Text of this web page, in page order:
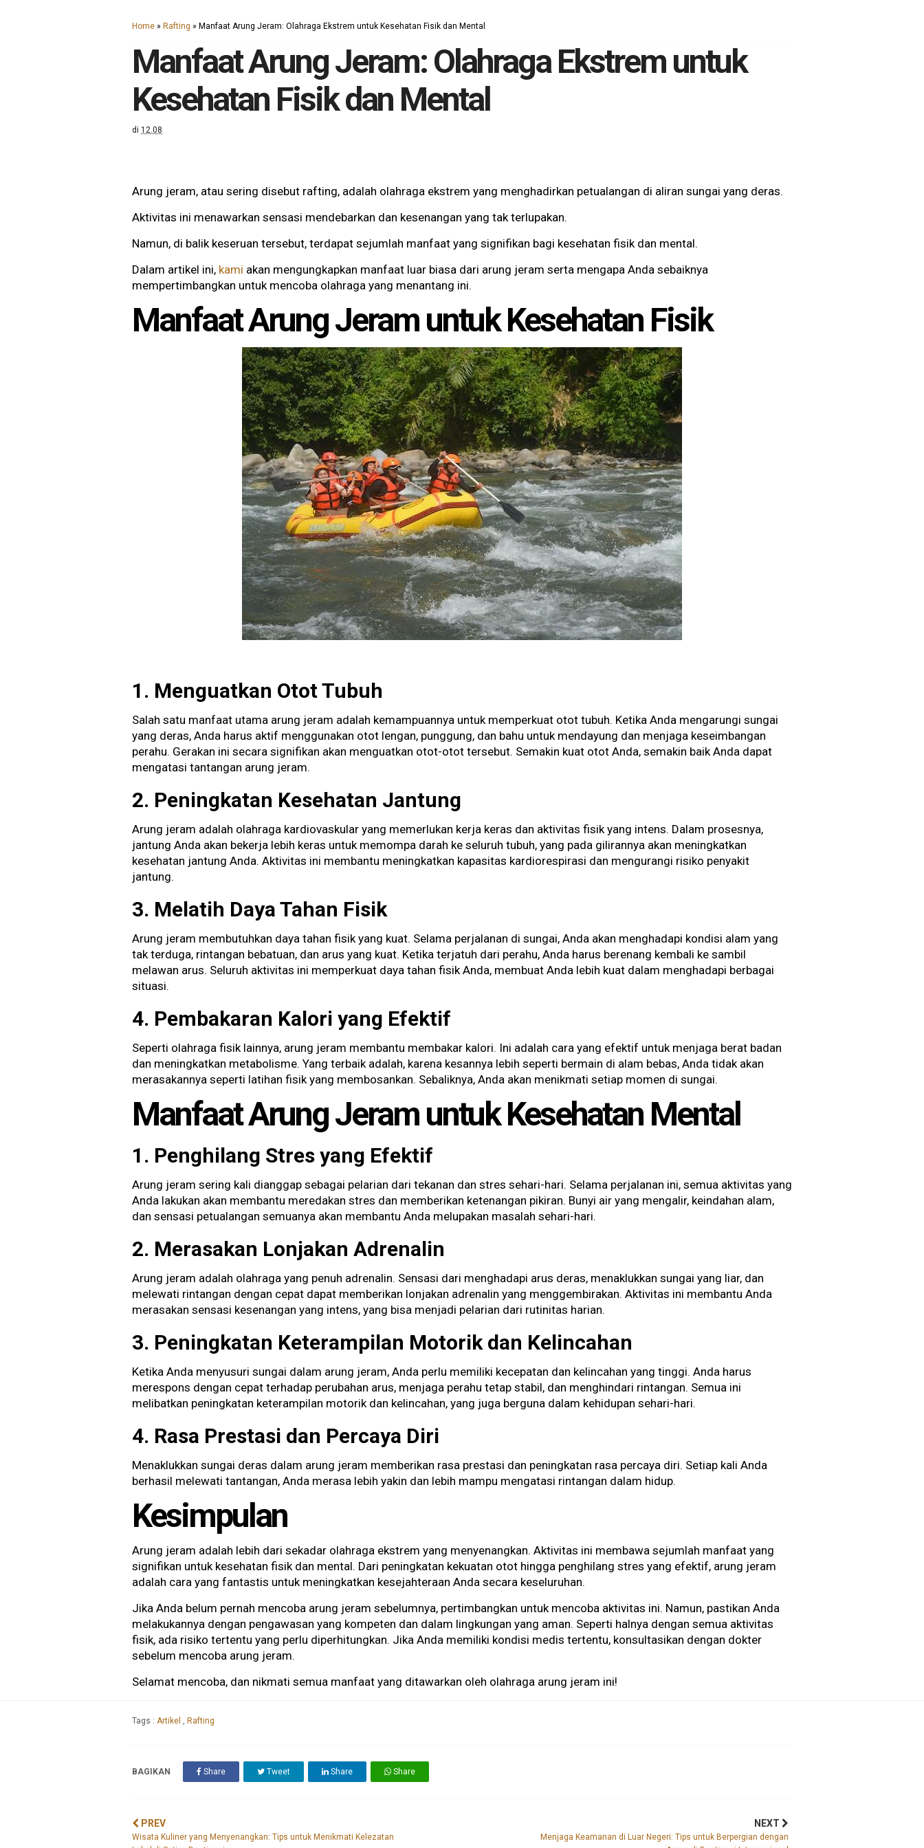
Home » Rafting » Manfaat Arung Jeram: Olahraga Ekstrem untuk Kesehatan Fisik dan Mental
Manfaat Arung Jeram: Olahraga Ekstrem untuk
Kesehatan Fisik dan Mental
di 12.08
Arung jeram, atau sering disebut rafting, adalah olahraga ekstrem yang menghadirkan petualangan di aliran sungai yang deras.
Aktivitas ini menawarkan sensasi mendebarkan dan kesenangan yang tak terlupakan.
Namun, di balik keseruan tersebut, terdapat sejumlah manfaat yang signifikan bagi kesehatan fisik dan mental.
Dalam artikel ini, kami akan mengungkapkan manfaat luar biasa dari arung jeram serta mengapa Anda sebaiknya
mempertimbangkan untuk mencoba olahraga yang menantang ini.
Manfaat Arung Jeram untuk Kesehatan Fisik
1. Menguatkan Otot Tubuh
Salah satu manfaat utama arung jeram adalah kemampuannya untuk memperkuat otot tubuh. Ketika Anda mengarungi sungai
yang deras, Anda harus aktif menggunakan otot lengan, punggung, dan bahu untuk mendayung dan menjaga keseimbangan
perahu. Gerakan ini secara signifikan akan menguatkan otot-otot tersebut. Semakin kuat otot Anda, semakin baik Anda dapat
mengatasi tantangan arung jeram.
2. Peningkatan Kesehatan Jantung
Arung jeram adalah olahraga kardiovaskular yang memerlukan kerja keras dan aktivitas fisik yang intens. Dalam prosesnya,
jantung Anda akan bekerja lebih keras untuk memompa darah ke seluruh tubuh, yang pada gilirannya akan meningkatkan
kesehatan jantung Anda. Aktivitas ini membantu meningkatkan kapasitas kardiorespirasi dan mengurangi risiko penyakit
jantung.
3. Melatih Daya Tahan Fisik
Arung jeram membutuhkan daya tahan fisik yang kuat. Selama perjalanan di sungai, Anda akan menghadapi kondisi alam yang
tak terduga, rintangan bebatuan, dan arus yang kuat. Ketika terjatuh dari perahu, Anda harus berenang kembali ke sambil
melawan arus. Seluruh aktivitas ini memperkuat daya tahan fisik Anda, membuat Anda lebih kuat dalam menghadapi berbagai
situasi.
4. Pembakaran Kalori yang Efektif
Seperti olahraga fisik lainnya, arung jeram membantu membakar kalori. Ini adalah cara yang efektif untuk menjaga berat badan
dan meningkatkan metabolisme. Yang terbaik adalah, karena kesannya lebih seperti bermain di alam bebas, Anda tidak akan
merasakannya seperti latihan fisik yang membosankan. Sebaliknya, Anda akan menikmati setiap momen di sungai.
Manfaat Arung Jeram untuk Kesehatan Mental
1. Penghilang Stres yang Efektif
Arung jeram sering kali dianggap sebagai pelarian dari tekanan dan stres sehari-hari. Selama perjalanan ini, semua aktivitas yang
Anda lakukan akan membantu meredakan stres dan memberikan ketenangan pikiran. Bunyi air yang mengalir, keindahan alam,
dan sensasi petualangan semuanya akan membantu Anda melupakan masalah sehari-hari.
2. Merasakan Lonjakan Adrenalin
Arung jeram adalah olahraga yang penuh adrenalin. Sensasi dari menghadapi arus deras, menaklukkan sungai yang liar, dan
melewati rintangan dengan cepat dapat memberikan lonjakan adrenalin yang menggembirakan. Aktivitas ini membantu Anda
merasakan sensasi kesenangan yang intens, yang bisa menjadi pelarian dari rutinitas harian.
3. Peningkatan Keterampilan Motorik dan Kelincahan
Ketika Anda menyusuri sungai dalam arung jeram, Anda perlu memiliki kecepatan dan kelincahan yang tinggi. Anda harus
merespons dengan cepat terhadap perubahan arus, menjaga perahu tetap stabil, dan menghindari rintangan. Semua ini
melibatkan peningkatan keterampilan motorik dan kelincahan, yang juga berguna dalam kehidupan sehari-hari.
4. Rasa Prestasi dan Percaya Diri
Menaklukkan sungai deras dalam arung jeram memberikan rasa prestasi dan peningkatan rasa percaya diri. Setiap kali Anda
berhasil melewati tantangan, Anda merasa lebih yakin dan lebih mampu mengatasi rintangan dalam hidup.
Kesimpulan
Arung jeram adalah lebih dari sekadar olahraga ekstrem yang menyenangkan. Aktivitas ini membawa sejumlah manfaat yang
signifikan untuk kesehatan fisik dan mental. Dari peningkatan kekuatan otot hingga penghilang stres yang efektif, arung jeram
adalah cara yang fantastis untuk meningkatkan kesejahteraan Anda secara keseluruhan.
Jika Anda belum pernah mencoba arung jeram sebelumnya, pertimbangkan untuk mencoba aktivitas ini. Namun, pastikan Anda
melakukannya dengan pengawasan yang kompeten dan dalam lingkungan yang aman. Seperti halnya dengan semua aktivitas
fisik, ada risiko tertentu yang perlu diperhitungkan. Jika Anda memiliki kondisi medis tertentu, konsultasikan dengan dokter
sebelum mencoba arung jeram.
Selamat mencoba, dan nikmati semua manfaat yang ditawarkan oleh olahraga arung jeram ini!
Tags : Artikel , Rafting
BAGIKAN Share Tweet Share Share
PREV
Wisata Kuliner yang Menyenangkan: Tips untuk Menikmati Kelezatan
NEXT
Menjaga Keamanan di Luar Negeri: Tips untuk Berpergian dengan